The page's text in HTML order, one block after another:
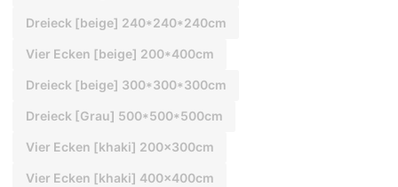
Dreieck [beige] 240*240*240cm
Vier Ecken [beige] 200*400cm
Dreieck [beige] 300*300*300cm
Dreieck [Grau] 500*500*500cm
Vier Ecken [khaki] 200x300cm
Vier Ecken [khaki] 400x400cm